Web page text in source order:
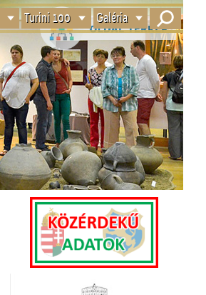
Turini 100 Galéria